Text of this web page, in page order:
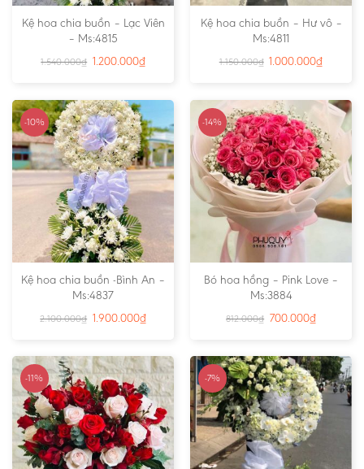
Kệ hoa chia buồn – Lạc Viên
– Ms:4815
1.540.000₫ 1.200.000₫
Kệ hoa chia buồn – Hư vô –
Ms:4811
1.150.000₫ 1.000.000₫
-10%
Kệ hoa chia buồn -Bình An –
Ms:4837
2.100.000₫ 1.900.000₫
-14%
Bó hoa hồng – Pink Love –
Ms:3884
812.000₫ 700.000₫
-11% -7%